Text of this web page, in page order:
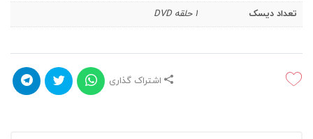
تعداد دیسک
1 حلقه DVD
اشتراک گذاری